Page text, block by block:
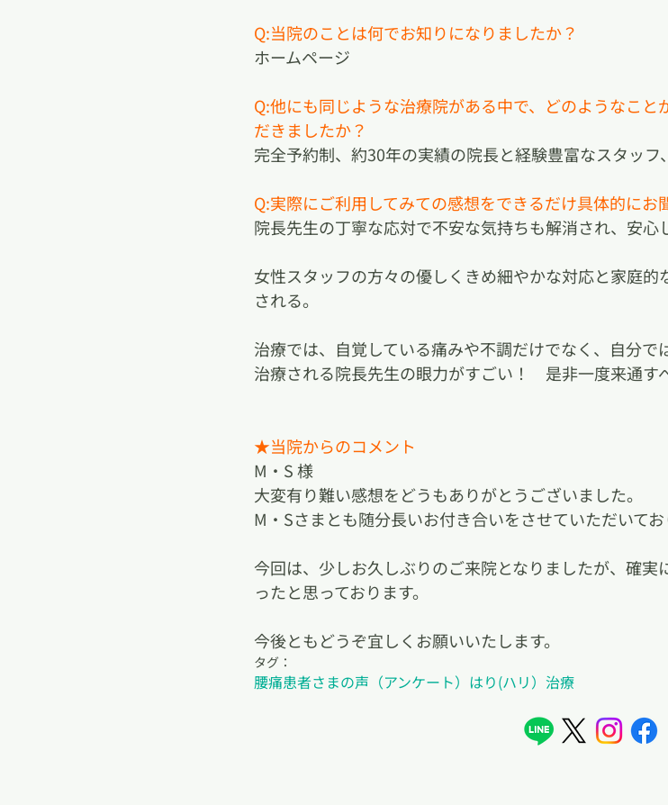
Q:当院のことは何でお知りになりましたか？
ホームページ
Q:他にも同じような治療院がある中で、どのようなこ
だきましたか？
完全予約制、約30年の実績の院長と経験豊富なスタッフ
Q:実際にご利用してみての感想をできるだけ具体的にお
院長先生の丁寧な応対で不安な気持ちも解消され、安心
女性スタッフの方々の優しくきめ細やかな対応と家庭
される。
治療では、自覚している痛みや不調だけでなく、自分で
治療される院長先生の眼力がすごい！　是非一度来通す
★当院からのコメント
M・S 様
大変有り難い感想をどうもありがとうございました。
M・Sさまとも随分長いお付き合いをさせていただいてお
今回は、少しお久しぶりのご来院となりましたが、確実
ったと思っております。
今後ともどうぞ宜しくお願いいたします。
タグ：
腰痛患者さまの声（アンケート） はり(ハリ）治療